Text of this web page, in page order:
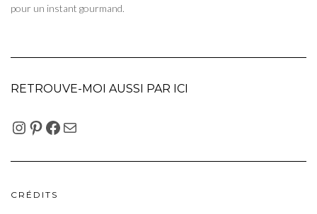
pour un instant gourmand.
RETROUVE-MOI AUSSI PAR ICI
INSTAGRAM
PINTEREST
FACEBOOK
E-MAIL
CRÉDITS